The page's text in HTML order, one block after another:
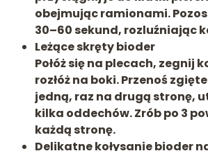
obejmując ramionami.
30–60 sekund, rozluźniając
Leżące skręty bioder
Połóż się na plecach, zegnij
rozłóż na boki. Przenoś
jedną, raz na drugą stronę,
kilka oddechów. Zrób po 3
każdą stronę.
Delikatne kołysanie bioder